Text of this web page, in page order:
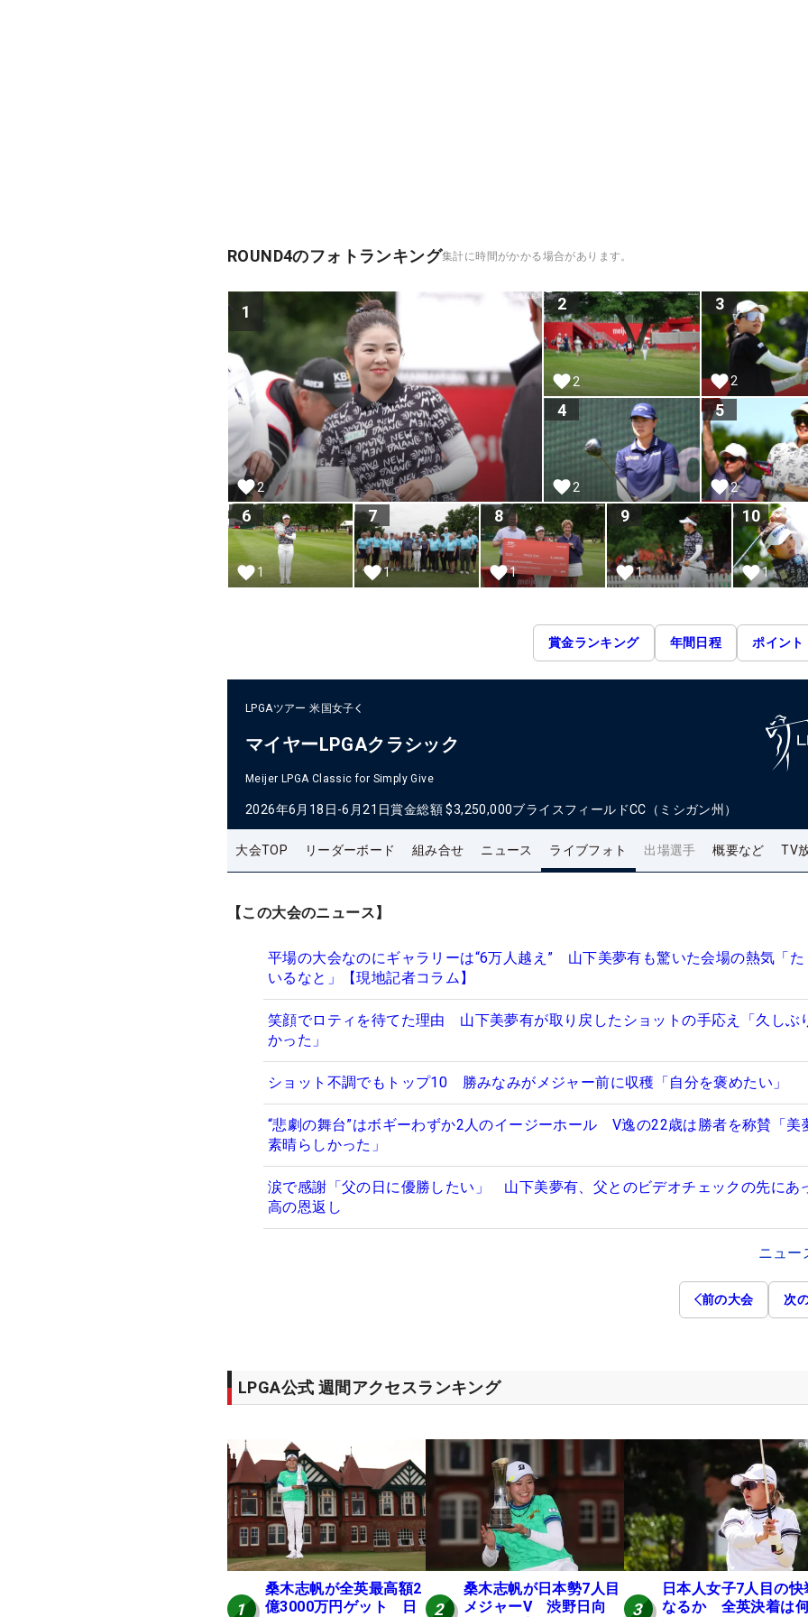
ROUND4のフォトランキング集計に時間がかかる場合があります。
1
2
2
2
3
2
4
2
5
2
6
1
7
1
8
1
9
1
10
1
賞金ランキング 年間日程 ポイント
LPGAツアー 米国女子
マイヤーLPGAクラシック
Meijer LPGA Classic for Simply Give
2026年6月18日-6月21日賞金総額 $3,250,000ブライスフィールドCC（ミシガン州）
大会TOP リーダーボード 組み合せ ニュース ライブフォト 出場選手 概要など TV
【この大会のニュース】
平場の大会なのにギャラリーは“6万人越え” 山下美夢有も驚いた会場の熱気「た
いるなと」【現地記者コラム】
笑顔でロティを待てた理由 山下美夢有が取り戻したショットの手応え「久しぶ
かった」
ショット不調でもトップ10 勝みなみがメジャー前に収穫「自分を褒めたい」
“悲劇の舞台”はボギーわずか2人のイージーホール V逸の22歳は勝者を称賛「美
素晴らしかった」
涙で感謝「父の日に優勝したい」 山下美夢有、父とのビデオチェックの先にあ
高の恩返し
ニュー
前の大会 次
LPGA公式 週間アクセスランキング
1
桑木志帆が全英最高額2
億3000万円ゲット 日
2
桑木志帆が日本勢7人目
メジャーV 渋野日向
3
日本人女子7人目の快
なるか 全英決着は